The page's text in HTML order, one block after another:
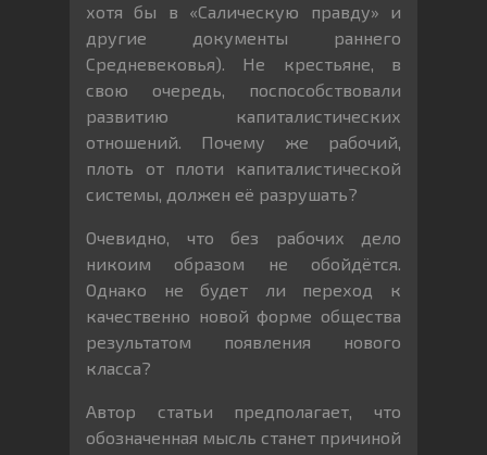
хотя бы в «Салическую правду» и
другие документы раннего
Средневековья). Не крестьяне, в
свою очередь, поспособствовали
развитию капиталистических
отношений. Почему же рабочий,
плоть от плоти капиталистической
системы, должен её разрушать?
Очевидно, что без рабочих дело
никоим образом не обойдётся.
Однако не будет ли переход к
качественно новой форме общества
результатом появления нового
класса?
Автор статьи предполагает, что
обозначенная мысль станет причиной